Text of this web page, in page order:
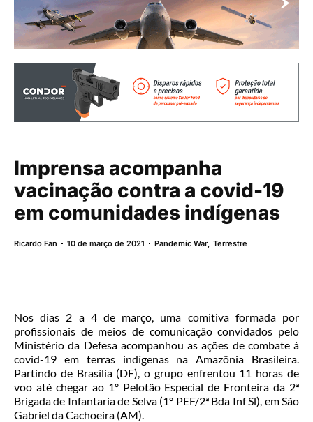
Imprensa acompanha
vacinação contra a covid-19
em comunidades indígenas
Ricardo Fan 10 de março de 2021 Pandemic War,Terrestre
Nos dias 2 a 4 de março, uma comitiva formada por
profissionais de meios de comunicação convidados pelo
Ministério da Defesa acompanhou as ações de combate à
covid-19 em terras indígenas na Amazônia Brasileira.
Partindo de Brasília (DF), o grupo enfrentou 11 horas de
voo até chegar ao 1º Pelotão Especial de Fronteira da 2ª
Brigada de Infantaria de Selva (1º PEF/2ª Bda Inf Sl), em São
Gabriel da Cachoeira (AM).